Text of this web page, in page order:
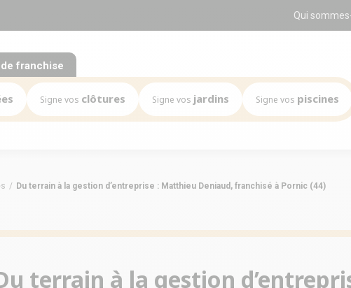
Qui
de franchise
?
Signe vos clôtures
Implantations du réseau
Signe vos jardins
Implantations du réseau
Signe vos piscines
Implantations du réseau
/ Du terrain à la gestion d’entreprise : Matthieu Deniaud, franchisé à Pornic (44)
terrain à la gestion